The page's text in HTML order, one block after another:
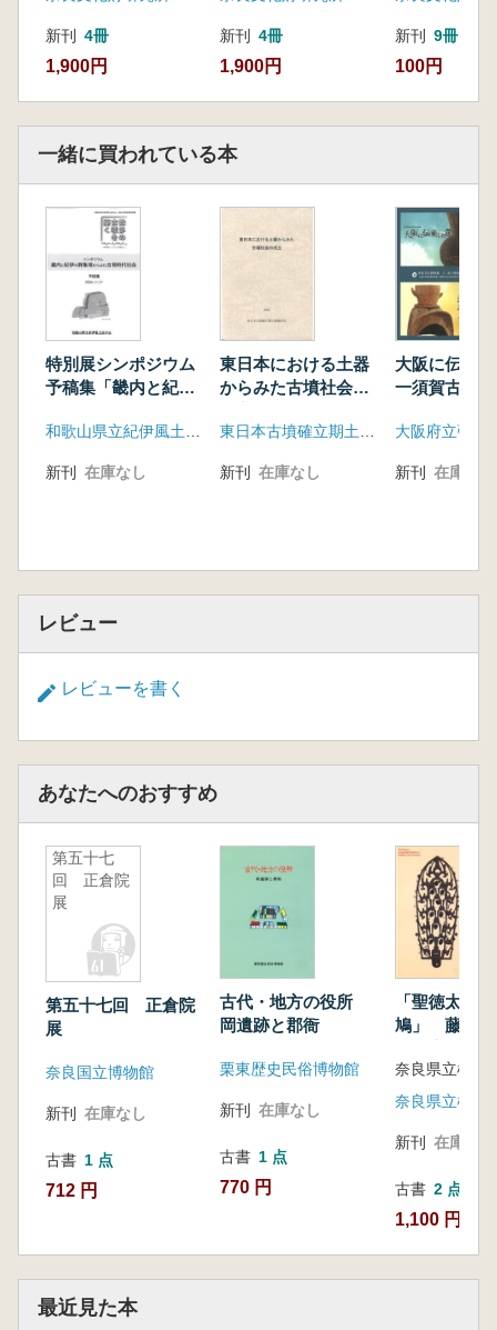
新刊 4冊
1,900円
新刊 4冊
1,900円
新刊 9冊
100円
一緒に買われている本
特別展シンポジウム
予稿集「畿内と紀伊
墳時代社会」
新刊 在庫なし
東日本における土器
からみた古墳社会の
新刊 在庫なし
大阪に伝来
一須賀古墳
新刊 在庫なし
レビュー
レビューを書く
あなたへのおすすめ
第五十七
回 正倉院
展
第五十七回 正倉院
展
奈良国立博物館
新刊 在庫なし
古書 1 点
712 円
古代・地方の役所
岡遺跡と郡衙
栗東歴史民俗博物館
新刊 在庫なし
古書 1 点
770 円
「聖徳太子
鳩」 藤ノ木
と
新刊 在庫なし
古書 2 点
1,100 円~
最近見た本